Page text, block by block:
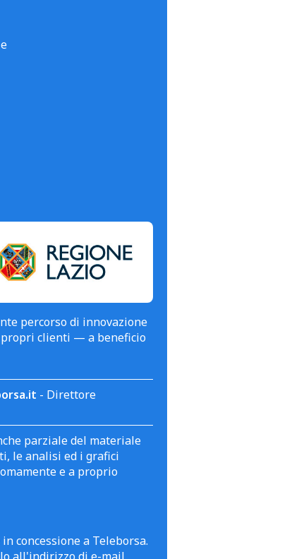
percorso di innovazione
propri clienti — a beneficio
- Direttore
parziale del materiale
le analisi ed i grafici
e a proprio
concessione a Teleborsa.